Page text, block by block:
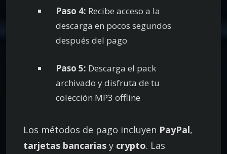
Paso 4: Recibe acceso a la
descarga en pocos segundos
después del pago
Paso 5: Descarga el pack
archivado y disfruta de tu
colección MP3 offline
Los métodos de pago incluyen PayPal,
tarjetas bancarias y crypto. Las